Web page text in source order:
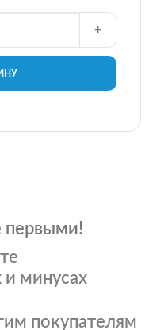
+
первыми!
и минусах
покупателям